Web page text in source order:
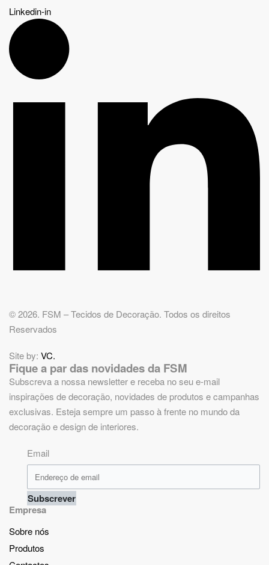
Linkedin-in
© 2026. FSM – Tecidos de Decoração. Todos os direitos
Reservados
Site by: VC.
Fique a par das novidades da FSM
Subscreva a nossa newsletter e receba no seu e-mail
inspirações de decoração, novidades de produtos e campanhas
exclusivas. Esteja sempre um passo à frente no mundo da
decoração e design de interiores.
Email
Subscrever
Empresa
Sobre nós
Produtos